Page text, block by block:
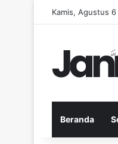
Kamis, Agustus
Beranda